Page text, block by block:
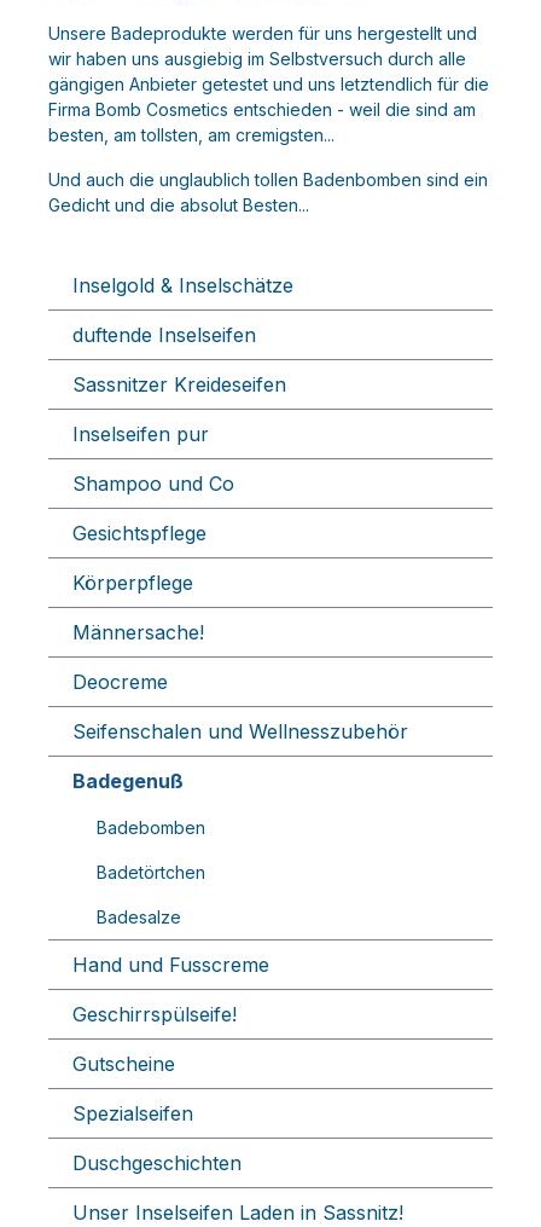
Unsere Badeprodukte werden für uns hergestellt und
wir haben uns ausgiebig im Selbstversuch durch alle
gängigen Anbieter getestet und uns letztendlich für die
Firma Bomb Cosmetics entschieden - weil die sind am
besten, am tollsten, am cremigsten...
Und auch die unglaublich tollen Badenbomben sind ein
Gedicht und die absolut Besten...
Inselgold & Inselschätze
duftende Inselseifen
Sassnitzer Kreideseifen
Inselseifen pur
Shampoo und Co
Gesichtspflege
Körperpflege
Männersache!
Deocreme
Seifenschalen und Wellnesszubehör
Badegenuß
Badebomben
Badetörtchen
Badesalze
Hand und Fusscreme
Geschirrspülseife!
Gutscheine
Spezialseifen
Duschgeschichten
Unser Inselseifen Laden in Sassnitz!